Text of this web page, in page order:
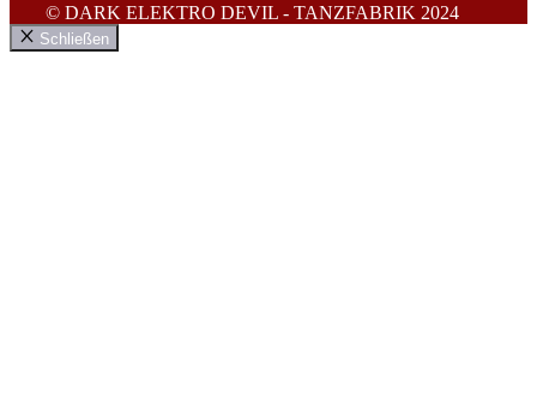
© DARK ELEKTRO DEVIL - TANZFABRIK 2024
Schließen